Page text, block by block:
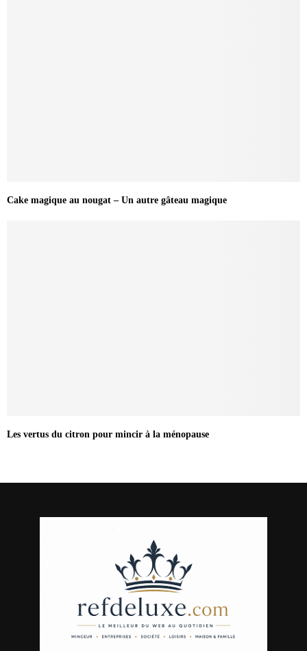
Cake magique au nougat – Un autre gâteau magique
Les vertus du citron pour mincir à la ménopause